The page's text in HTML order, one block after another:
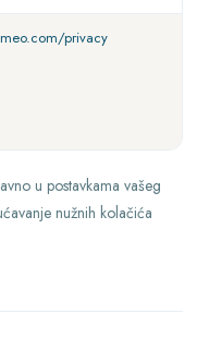
privacy
u postavkama vašeg
nužnih kolačića